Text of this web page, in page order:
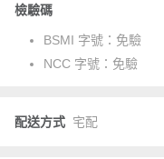
檢驗碼
BSMI 字號： 免驗
NCC 字號： 免驗
配送方式 宅配